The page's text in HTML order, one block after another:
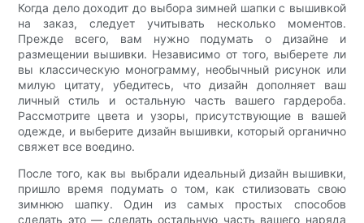
Когда дело доходит до выбора зимней шапки с вышивкой
на заказ, следует учитывать несколько моментов.
Прежде всего, вам нужно подумать о дизайне и
размещении вышивки. Независимо от того, выберете ли
вы классическую монограмму, необычный рисунок или
милую цитату, убедитесь, что дизайн дополняет ваш
личный стиль и остальную часть вашего гардероба.
Рассмотрите цвета и узоры, присутствующие в вашей
одежде, и выберите дизайн вышивки, который органично
свяжет все воедино.
После того, как вы выбрали идеальный дизайн вышивки,
пришло время подумать о том, как стилизовать свою
зимнюю шапку. Один из самых простых способов
сделать это — сделать остальную часть вашего наряда